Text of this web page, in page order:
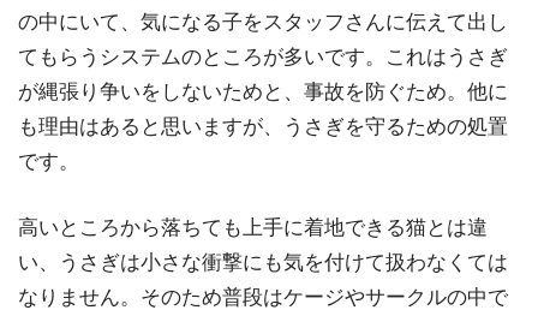
の中にいて、気になる子をスタッフさんに伝えて出し
てもらうシステムのところが多いです。これはうさぎ
が縄張り争いをしないためと、事故を防ぐため。他に
も理由はあると思いますが、うさぎを守るための処置
です。
高いところから落ちても上手に着地できる猫とは違
い、うさぎは小さな衝撃にも気を付けて扱わなくては
なりません。そのため普段はケージやサークルの中で